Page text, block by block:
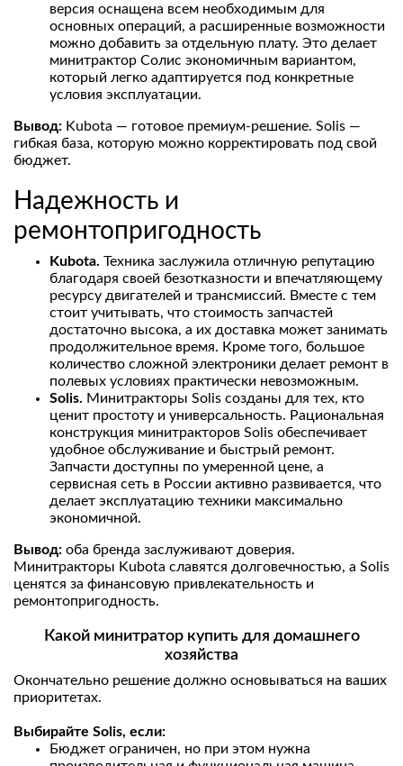
версия оснащена всем необходимым для
основных операций, а расширенные возможности
можно добавить за отдельную плату. Это делает
минитрактор Солис экономичным вариантом,
который легко адаптируется под конкретные
условия эксплуатации.
Вывод: Kubota — готовое премиум-решение. Solis —
гибкая база, которую можно корректировать под свой
бюджет.
Надежность и
ремонтопригодность
Kubota. Техника заслужила отличную репутацию
благодаря своей безотказности и впечатляющему
ресурсу двигателей и трансмиссий. Вместе с тем
стоит учитывать, что стоимость запчастей
достаточно высока, а их доставка может занимать
продолжительное время. Кроме того, большое
количество сложной электроники делает ремонт в
полевых условиях практически невозможным.
Solis. Минитракторы Solis созданы для тех, кто
ценит простоту и универсальность. Рациональная
конструкция минитракторов Solis обеспечивает
удобное обслуживание и быстрый ремонт.
Запчасти доступны по умеренной цене, а
сервисная сеть в России активно развивается, что
делает эксплуатацию техники максимально
экономичной.
Вывод: оба бренда заслуживают доверия.
Минитракторы Kubota славятся долговечностью, а Solis
ценятся за финансовую привлекательность и
ремонтопригодность.
Какой минитратор купить для домашнего
хозяйства
Окончательно решение должно основываться на ваших
приоритетах.
Выбирайте Solis, если:
Бюджет ограничен, но при этом нужна